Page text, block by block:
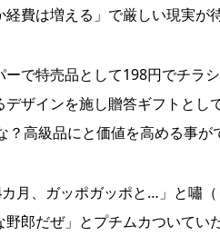
費は増える」で厳しい現実が
で特売品として198円でチラ
ザインを施し贈答ギフトとし
高級品にと価値を高める事が
月、ガッポガッポと…」と嘯
郎だぜ」とプチムカついてい